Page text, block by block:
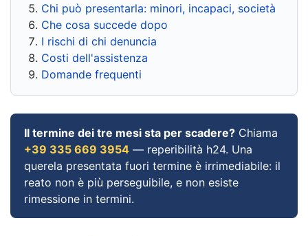
Chi può presentarla: minori, incapaci, società
Che cosa succede dopo
I rischi di chi denuncia
Costi dell'assistenza
Domande frequenti
Il termine dei tre mesi sta per scadere? Chiama
+39 335 669 3954 — reperibilità h24. Una
querela presentata fuori termine è irrimediabile: il
reato non è più perseguibile, e non esiste
rimessione in termini.